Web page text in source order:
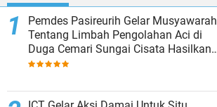
Pemdes Pasireurih Gelar Musyawarah
Tentang Limbah Pengolahan Aci di
Duga Cemari Sungai Cisata Hasilkan
Kesepakatan Tutup Sementara